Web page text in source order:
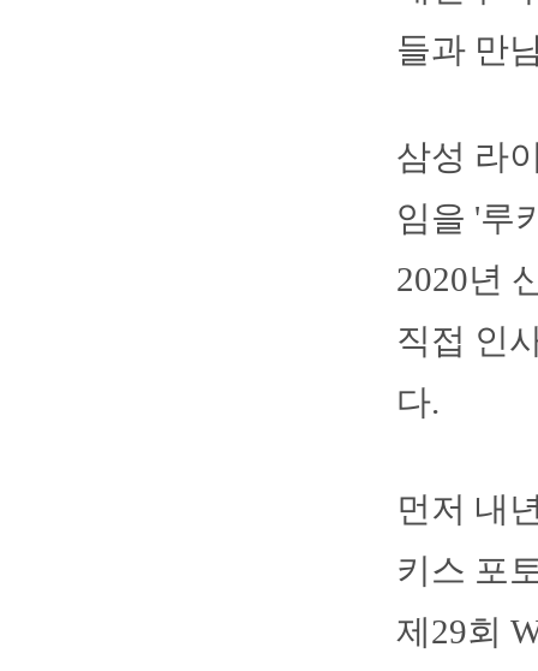
들과 만
삼성 라
임을 '루
2020년
직접 인
다.
먼저 내
키스 포
제29회